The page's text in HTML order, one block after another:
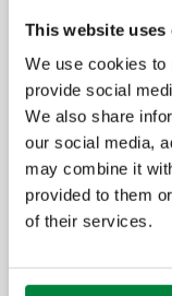
This website uses
We use cookies to
provide social
We also share
our social media,
may combine it
provided to them
of their services.
664.